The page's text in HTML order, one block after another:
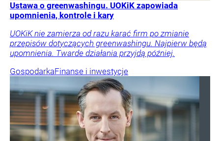
Ustawa o greenwashingu. UOKiK zapowiada
upomnienia, kontrole i kary
UOKiK nie zamierza od razu karać firm po zmianie
przepisów dotyczących greenwashingu. Najpierw będą
upomnienia. Twarde działania przyjdą później.
GospodarkaFinanse i inwestycje